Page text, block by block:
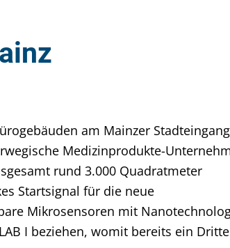
am Mainzer Stadteingang
Medizinprodukte-
rund 3.000 Quadratmeter
Startsignal für die neue
Mikrosensoren mit
I beziehen, womit bereits ein